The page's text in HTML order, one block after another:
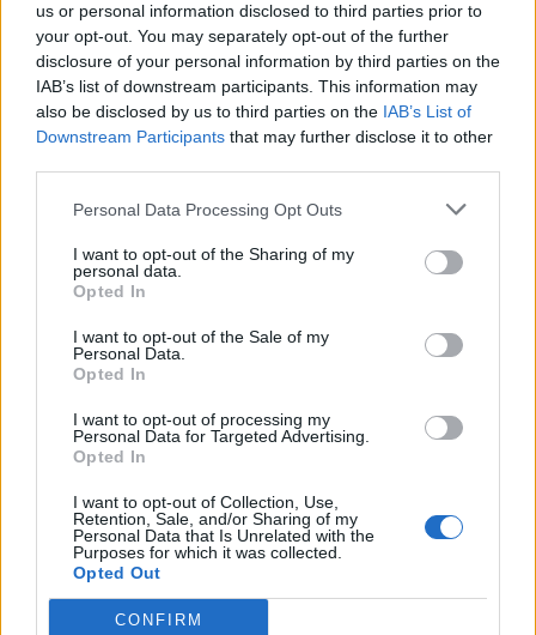
us or personal information disclosed to third parties prior to
your opt-out. You may separately opt-out of the further
disclosure of your personal information by third parties on the
IAB’s list of downstream participants. This information may
also be disclosed by us to third parties on the IAB’s List of
Downstream Participants that may further disclose it to other
Personal Data Processing Opt Outs
I want to opt-out of the Sharing of my
personal data.
Opted In
I want to opt-out of the Sale of my
Personal Data.
Opted In
I want to opt-out of processing my
Personal Data for Targeted Advertising.
Opted In
I want to opt-out of Collection, Use,
Retention, Sale, and/or Sharing of my
Personal Data that Is Unrelated with the
Purposes for which it was collected.
Opted Out
CONFIRM
Il materiale (testo, foto e video) consultabile in questo portale è di nostra proprietà.
Alcune foto (screenshot) ed articoli presenti su "Calciomercato Magazine" sono in parte
giunti da internet, in quanto arrivati alla nostra attenzione attraverso regolari
comunicati stampa con immagini e testi allegati ed autorizzati alla pubblicazione, e
quindi valutati di pubblico dominio. Se i soggetti o gli autori avessero qualcosa in
contrario alla pubblicazione, non avranno che da segnalarlo alla redazione (indirizzo
redazione@napolimagazine.com